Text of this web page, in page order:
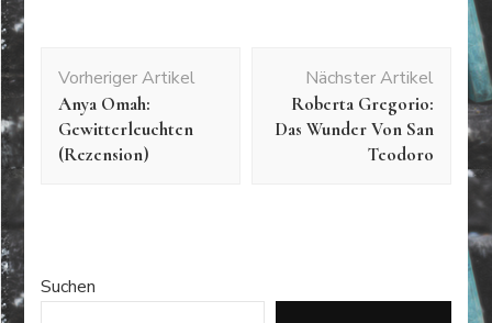
Vorheriger Artikel
Anya Omah:
Gewitterleuchten
(Rezension)
Nächster Artikel
Roberta Gregorio:
Das Wunder Von San
Teodoro
Suchen